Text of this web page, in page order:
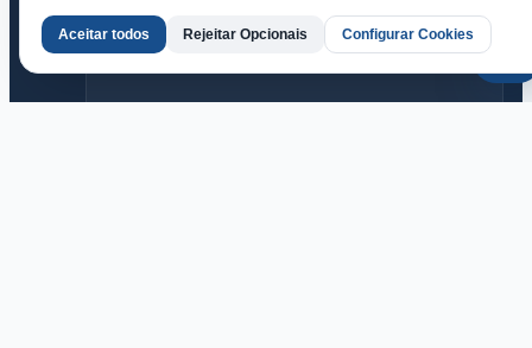
Diagnóstico Atricon
Índice de transparência
Aceitar todos Rejeitar Opcionais Configurar Cookies